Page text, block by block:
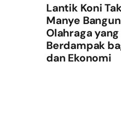
Lantik Koni
Manye
Olahraga yang
Berdampak
dan Ekonomi